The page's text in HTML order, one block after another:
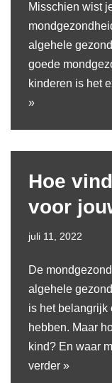
Misschien wist
algehele
goede
kinderen is het
»
Hoe
voor
juli 11, 2022
De
algehele
is het belangrijk
hebben. Maar
kind? En waar
verder »